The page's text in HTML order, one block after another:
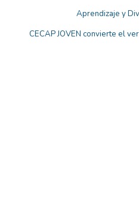
Aprendizaje y
CECAP JOVEN convierte el